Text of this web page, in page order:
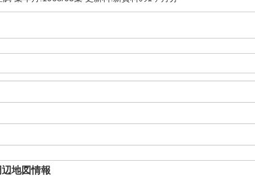
地図情報